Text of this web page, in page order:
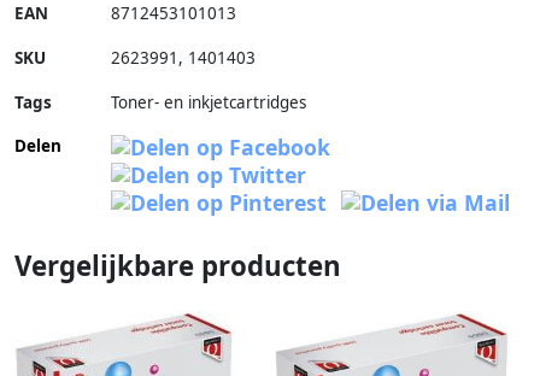
EAN 8712453101013
SKU 2623991 , 1401403
Tags
Toner- en inkjetcartridges
Delen
Vergelijkbare producten